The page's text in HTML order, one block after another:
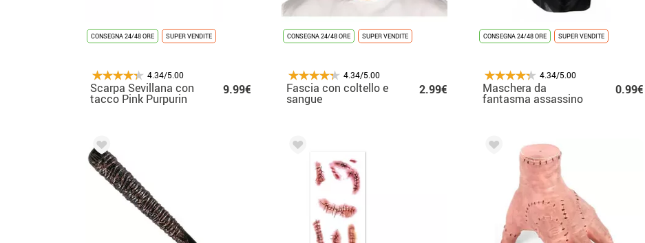
CONSEGNA 24/48 ORE SUPER VENDITE
4.34/5.00
Scarpa Sevillana con
tacco Pink Purpurin
nei numeri dal 22 al
9.99€
CONSEGNA 24/48 ORE SUPER VENDITE
4.34/5.00
Fascia con coltello e
sangue
2.99€
CONSEGNA 24/48 ORE SUPER VENDITE
4.34/5.00
Maschera da
fantasma assassino
0.99€